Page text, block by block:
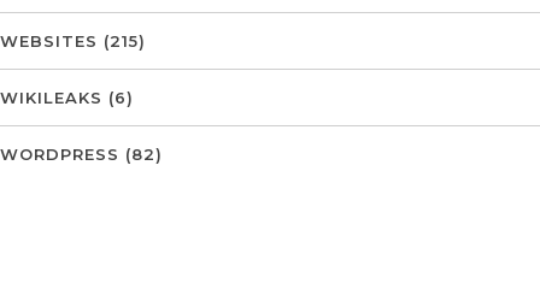
WEBSITES (215)
WIKILEAKS (6)
WORDPRESS (82)